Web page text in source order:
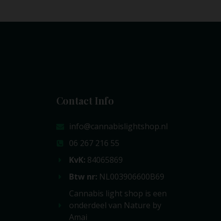
Contact Info
info@cannabislightshop.nl
06 267 216 55
KvK: 84065869
Btw nr: NL003906600B69
Cannabis light shop is een
onderdeel van Nature by
Amai